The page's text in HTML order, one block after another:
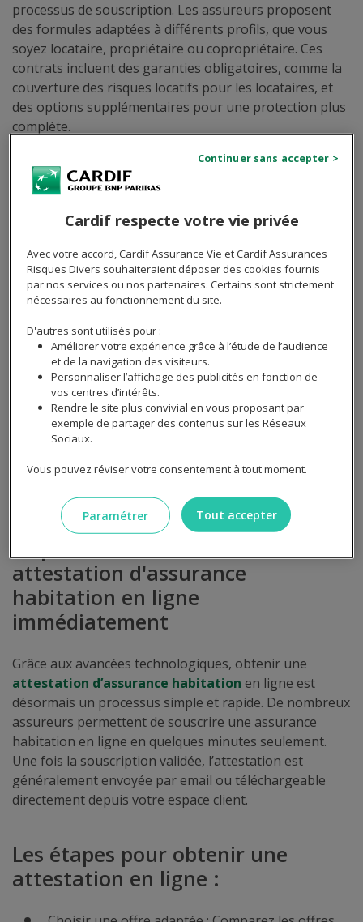
processus de souscription. Les assureurs proposent
des formules adaptées à différents profils, que vous
soyez locataire, propriétaire ou copropriétaire. Ces
contrats incluent des garanties obligatoires, comme la
couverture des risques locatifs pour les locataires, et
des options supplémentaires pour une protection plus
complète.
Est-il possible de souscrire une
La souscription d’une assurance habitation en ligne est
non seulement possible, mais également de plus en
plus courante. Les assureurs proposent des
plateformes intuitives où vous pouvez comparer les
prix, personnaliser votre contrat et sélectionner les
options qui vous conviennent.
Envie de réaliser des économies sur votre
assurance habitation?
Je découvre mon tarif !
attestation d'assurance
habitation en ligne
immédiatement
Grâce aux avancées technologiques, obtenir une
attestation d’assurance habitation en ligne est
désormais un processus simple et rapide. De nombreux
assureurs permettent de souscrire une assurance
habitation en ligne en quelques minutes seulement.
Une fois la souscription validée, l’attestation est
généralement envoyée par email ou téléchargeable
directement depuis votre espace client.
Les étapes pour obtenir une
attestation en ligne :
Cardif respecte votre vie privée
Avec votre accord, Cardif Assurance Vie et Cardif Assurances
Risques Divers souhaiteraient déposer des cookies fournis
par nos services ou nos partenaires. Certains sont strictement
nécessaires au fonctionnement du site.
D'autres sont utilisés pour :
Améliorer votre expérience grâce à l’étude de l’audience
et de la navigation des visiteurs.
Personnaliser l’affichage des publicités en fonction de
vos centres d’intérêts.
Rendre le site plus convivial en vous proposant par
exemple de partager des contenus sur les Réseaux
Sociaux.
Vous pouvez réviser votre consentement à tout moment.
Tout accepter
Paramétrer